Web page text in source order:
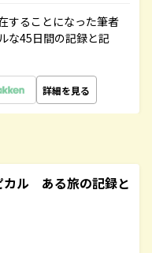
することになった筆者
な45日間の記録と記
詳細を見る
カル ある旅の記録と